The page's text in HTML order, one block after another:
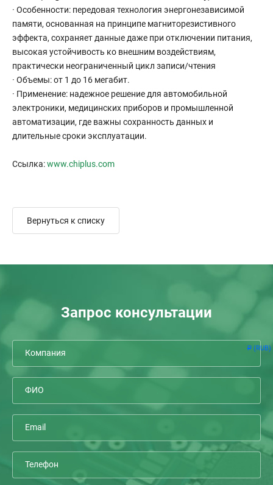
Р (RUB)
· Особенности: передовая технология энергонезависимой
памяти, основанная на принципе магниторезистивного
эффекта, сохраняет данные даже при отключении питания,
высокая устойчивость ко внешним воздействиям,
практически неограниченный цикл записи/чтения
· Объемы: от 1 до 16 мегабит.
· Применение: надежное решение для автомобильной
электроники, медицинских приборов и промышленной
автоматизации, где важны сохранность данных и
длительные сроки эксплуатации.
Ссылка:www.chiplus.com
Вернуться к списку
Запрос консультации